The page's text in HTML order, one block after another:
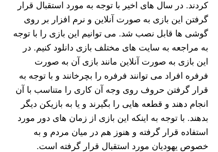
کردند. در سال های اخیر با توجه به مورد استقبال قرار
گرفتن این بازی به صورت آنلاین و نرم افزار بر روی
گوشی ها قابل نصب شد. می‌ توانیم این بازی را با توجه
به مراجعه به سایت های مختلف بازی دانلود کنیم. در
این بازی به صورت آنلاین مانند بازی‌ آن به صورت
فرفره افراد می توانند فرفره را بچرخانند و با توجه به
قرار گرفتن حروف روی وجه آن کاری را متناسب با آن
انجام دهند و قطعه هایی را بگیرند و یا به بازیکن دیگر
بدهند. با توجه به اینکه این بازی از زمان های دور مورد
استفاده قرار گرفته و هنوز هم در میان مردم و به
خصوص یهودیان مورد استقبال قرار گرفته است.